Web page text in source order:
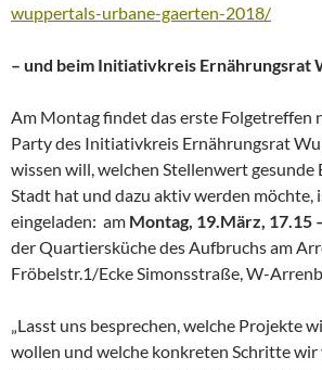
wuppertals-urbane-gaerten-2018/
– und beim Initiativkreis Ernährungsrat
Am Montag findet das erste Folgetreffen
Party des Initiativkreis Ernährungsrat
wissen will, welchen Stellenwert gesunde
Stadt hat und dazu aktiv werden möchte,
eingeladen: am Montag, 19.März, 17.15
der Quartiersküche des Aufbruchs am
Fröbelstr.1/Ecke Simonsstraße, W-
„Lasst uns besprechen, welche Projekte
wollen und welche konkreten Schritte wir